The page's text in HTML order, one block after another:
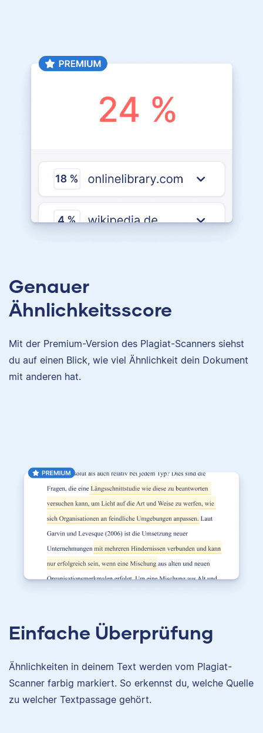
Genauer
Ähnlichkeitsscore
Mit der Premium-Version des Plagiat-Scanners siehst
du auf einen Blick, wie viel Ähnlichkeit dein Dokument
mit anderen hat.
Einfache Überprüfung
Ähnlichkeiten in deinem Text werden vom Plagiat-
Scanner farbig markiert. So erkennst du, welche Quelle
zu welcher Textpassage gehört.